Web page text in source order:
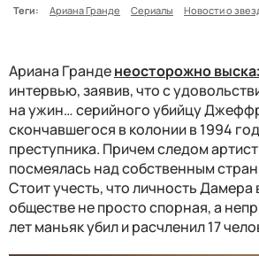
Теги:
Ариана Гранде Сериалы Новости о
Ариана Гранденеосторожно
интервью, заявив, что с
на ужин… серийного убийцу
скончавшегося в колонии в 1994
преступника. Причем следом
посмеялась над собственным
Стоит учесть, что личность
обществе не просто спорная, а
лет маньяк убил и расчленил 17